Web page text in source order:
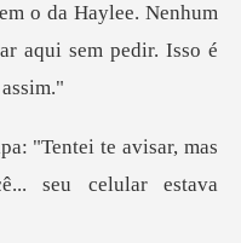
ei te avisar, mas